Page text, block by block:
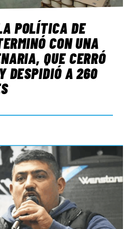
POLÍTICA DE
CON UNA
QUE CERRÓ
DESPIDIÓ A 260